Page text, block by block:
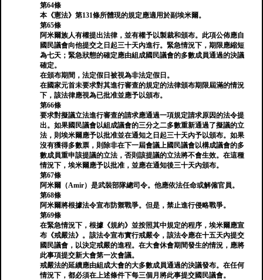
第64條
本《憲法》第131條所體現的規定應適用於副埃米爾。
第65條
阿米爾族人有權提出法律，並有權予以製裁和頒布。此項公佈應自
國民議會向他提交之日起三十天內進行。緊急情況下，期限應縮短
為七天；緊急狀態的確定應由組成國民議會的多數成員通過的決議
確定。
在頒布期間，法定假日被視為非法定假日。
在國家元首未要求對其進行審查的規定的法律頒布期限屆滿的情況
下，該法律應視為已批准並應予以頒布。
第66條
要求對擬議立法進行審查的請求應通過一項規定請求原因的法令提
出。如果國民議會以組成議會的三分之二多數重新通過了擬議的立
法，則埃米爾應予以批准並在通知之日起三十天內予以頒布。如果
沒有獲得多數票，則除非在下一屆會議上國民議會以構成議會的多
數成員重申該提議的立法，否則該提議的立法將不會生效。在這種
情況下，埃米爾應予以批准，並應在通知後三十天內頒布。
第67條
阿米爾（Amir）是武裝部隊總司令。他應依法任命或解僱官員。
第68條
阿米爾將根據法令宣布防禦戰爭。但是，禁止進行侵略戰爭。
第69條
在緊急情況下，根據《規約》並按照其中規定的程序，埃米爾應宣
布《戒嚴法》。該法令宣布實行戒嚴令，該法令應在十五天內提交
國民議會，以決定戒嚴的進程。在大會休會期間發生的情況，應將
此事項提交新大會第一次會議。
戒嚴法的延續應由組成大會的大多數成員通過的決議發布。在任何
情況下，都必須在上述條件下每三個月將此事提交國民議會。